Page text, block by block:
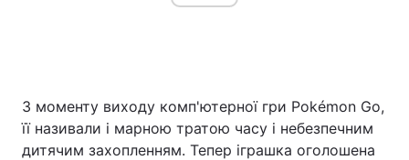
З моменту виходу комп'ютерної гри Pokémon Go,
її називали і марною тратою часу і небезпечним
дитячим захопленням. Тепер іграшка оголошена